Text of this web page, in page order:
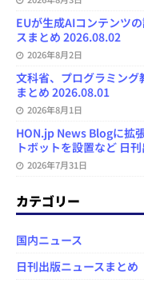
EUが生成AIコンテンツ
スまとめ 2026.08.02
2026年8月2日
文科省、プログラミング
まとめ 2026.08.01
2026年8月1日
HON.jp News Blogに拡
トボットを設置など 日
2026年7月31日
カテゴリー
国内ニュース
日刊出版ニュースまとめ